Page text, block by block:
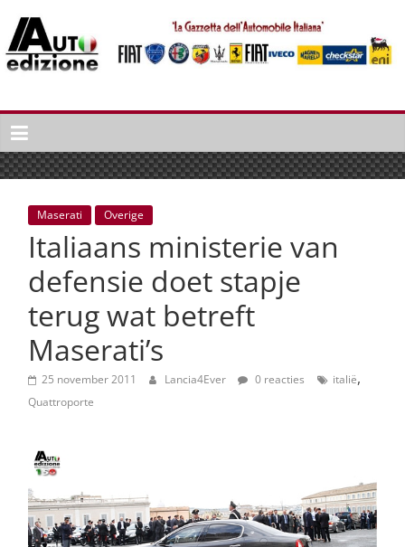
naar
inhoud
Auto
Edizione
La
Gazetta
dell'Automobile
Italiana
Italiaans
autonieuws
lifestyle
Maserati Overige
Italiaans ministerie van
defensie doet stapje
terug wat betreft
Maserati’s
25 november 2011 Lancia4Ever 0 reacties italië,
Quattroporte